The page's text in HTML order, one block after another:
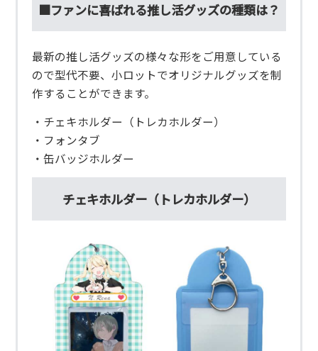
■ファンに喜ばれる推し活グッズの種類は？
最新の推し活グッズの様々な形をご用意している
ので型代不要、小ロットでオリジナルグッズを制
作することができます。
・チェキホルダー（トレカホルダー）
・フォンタブ
・缶バッジホルダー
チェキホルダー（トレカホルダー）